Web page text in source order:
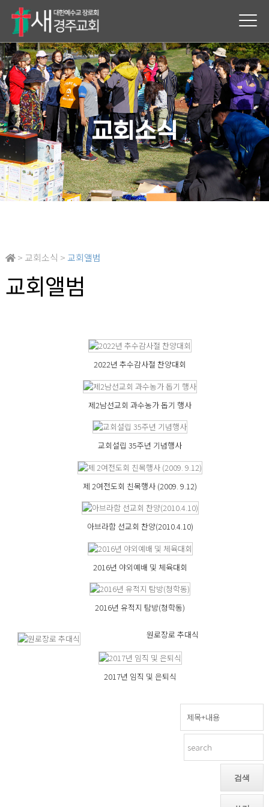
교회소식
> 교회소식 >교회앨범
교회앨범
2022년 추수감사절 찬양대회
제2남선교회 과수농가 돕기 행사
교회설립 35주년 기념행사
제 2여전도회 친목행사 (2009. 9.12)
아브라함 선교회 찬양(2010.4.10)
2016년 야외예배 및 체육대회
2016년 유적지 탐방(청학동)
원로장로 추대식
2017년 임직 및 은퇴식
검색